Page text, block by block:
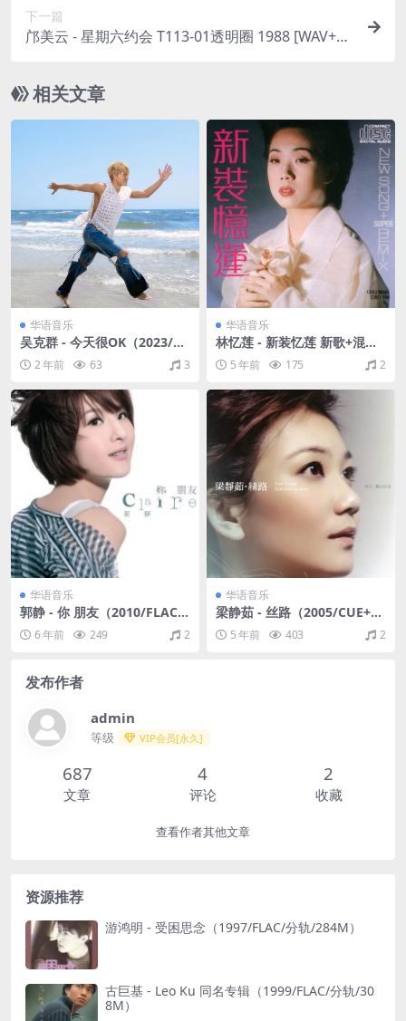
下一篇
邝美云 - 星期六约会 T113-01透明圈 1988 [WAV+C
相关文章
华语音乐
吴克群 - 今天很OK（2023/FL
AC/分轨/247M）
2 年前 63 3
华语音乐
林忆莲 - 新装忆莲 新歌+混音
日本SONY 1988（ WAV+CU
E/整轨/514M）
5 年前 175 2
华语音乐
郭静 - 你 朋友（2010/FLAC/
分轨/250M）
6 年前 249 2
华语音乐
梁静茹 - 丝路（2005/CUE+A
PE/整轨/284M）
5 年前 403 2
发布作者
admin
等级 VIP会员[永久]
687
文章
4
评论
2
收藏
查看作者其他文章
资源推荐
游鸿明 - 受困思念（1997/FLAC/分轨/284M）
古巨基 - Leo Ku 同名专辑（1999/FLAC/分轨/30
8M）